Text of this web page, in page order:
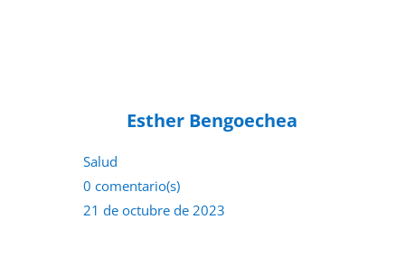
Esther Bengoechea
Salud
0 comentario(s)
21 de octubre de 2023